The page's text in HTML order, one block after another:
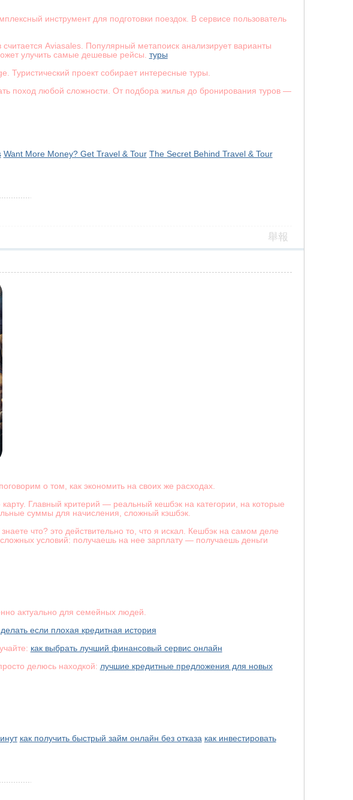
инструмент для подготовки поездок. В сервисе пользователь
Aviasales. Популярный метапоиск анализирует варианты
улучить самые дешевые рейсы. туры
Туристический проект собирает интересные туры.
поход любой сложности. От подбора жилья до бронирования туров —
Want More Money? Get Travel & Tour The Secret Behind Travel & Tour
舉報
о том, как экономить на своих же расходах.
Главный критерий — реальный кешбэк на категории, на которые
суммы для начисления, сложный кэшбэк.
что? это действительно то, что я искал. Кешбэк на самом деле
условий: получаешь на нее зарплату — получаешь деньги
актуально для семейных людей.
если плохая кредитная история
как выбрать лучший финансовый сервис онлайн
делюсь находкой: лучшие кредитные предложения для новых
как получить быстрый займ онлайн без отказа как инвестировать